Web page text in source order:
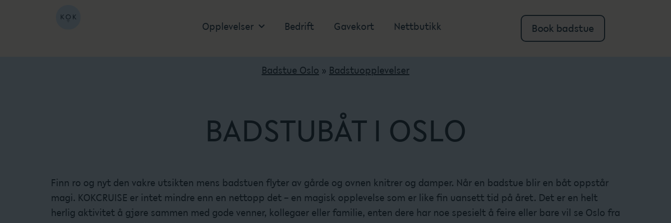
Opplevelser Bedrift Gavekort Nettbutikk Book badstue
Badstue Oslo » Badstuopplevelser
BADSTUBÅT I OSLO
Finn ro og nyt den vakre utsikten mens badstuen flyter av gårde og ovnen knitrer og damper. Når en badstue blir en båt oppstår
magi. KOKCRUISE er intet mindre enn en nettopp det – en magisk opplevelse som er like fin uansett tid på året. Det er en helt
herlig aktivitet å gjøre sammen med gode venner, kollegaer eller familie, enten dere har noe spesielt å feire eller bare vil se Oslo fra